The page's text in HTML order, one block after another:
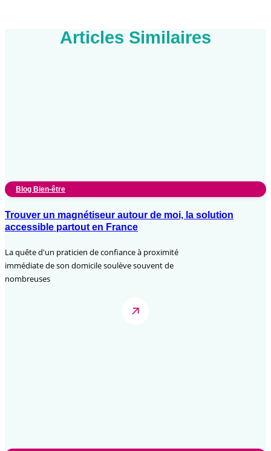
Articles Similaires
Blog Bien-être
Trouver un magnétiseur autour de moi, la solution
accessible partout en France
La quête d'un praticien de confiance à proximité
immédiate de son domicile soulève souvent de
nombreuses